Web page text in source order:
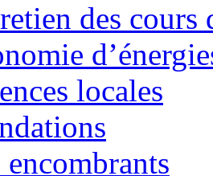
des cours
locales
encombrants